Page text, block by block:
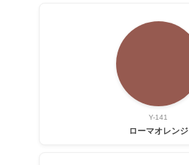
Y-141
ローマオレンジ